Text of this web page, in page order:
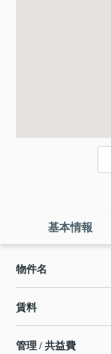
基本情報
物件名
賃料
管理 / 共益費